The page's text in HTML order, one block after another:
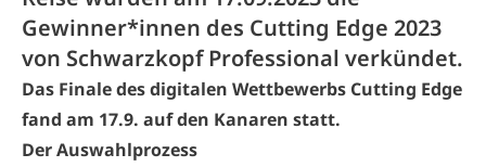
Gewinner*innen des Cutting Edge 2023
von Schwarzkopf Professional verkündet.
Das Finale des digitalen Wettbewerbs Cutting Edge
fand am 17.9. auf den Kanaren statt.
Der Auswahlprozess